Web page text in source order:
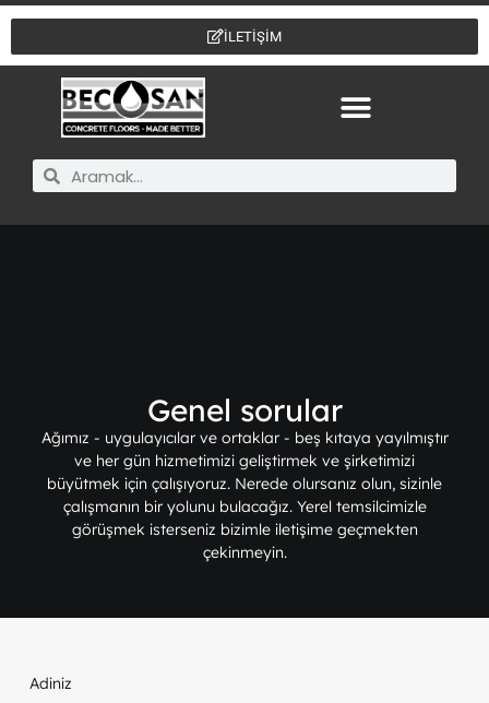
İLETİŞİM
Genel sorular
Ağımız - uygulayıcılar ve ortaklar - beş kıtaya yayılmıştır
ve her gün hizmetimizi geliştirmek ve şirketimizi
büyütmek için çalışıyoruz. Nerede olursanız olun, sizinle
çalışmanın bir yolunu bulacağız. Yerel temsilcimizle
görüşmek isterseniz bizimle iletişime geçmekten
çekinmeyin.
Adiniz